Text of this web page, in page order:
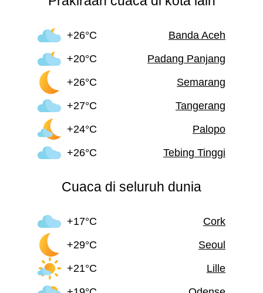
+26°C
Banda Aceh
+20°C
Padang Panjang
+26°C
Semarang
+27°C
Tangerang
+24°C
Palopo
+26°C
Tebing Tinggi
Cuaca di seluruh dunia
+17°C
Cork
+29°C
Seoul
+21°C
Lille